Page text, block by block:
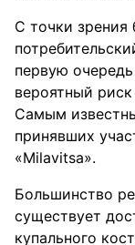
С точки зрения
первую
вероятный
Самым
принявших
«Milavitsa».
Большинство
существует
купального